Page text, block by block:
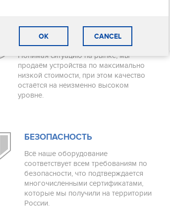
НИЗКАЯ ЦЕНА
Понимая ситуацию на рынке, мы
продаём устройства по максимально
низкой стоимости, при этом качество
остаётся на неизменно высоком
уровне.
БЕЗОПАСНОСТЬ
Всё наше оборудование
соответствует всем требованиям по
безопасности, что подтверждается
многочисленными сертификатами,
которые мы получили на территории
России.
OK CANCEL